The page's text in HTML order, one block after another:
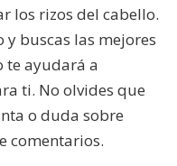
los rizos del cabello.
buscas las mejores
te ayudará a
ti. No olvides que
o duda sobre
comentarios.